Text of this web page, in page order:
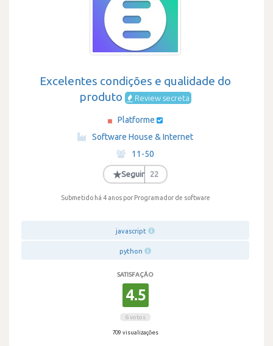
Excelentes condições e qualidade do
produto
Review secreta
Platforme
Software House & Internet
·
11-50
·
★Seguir 22
Submetido há 4 anos por Programador de software
javascript
python
SATISFAÇÃO
4.5
6 votos
709 visualizações